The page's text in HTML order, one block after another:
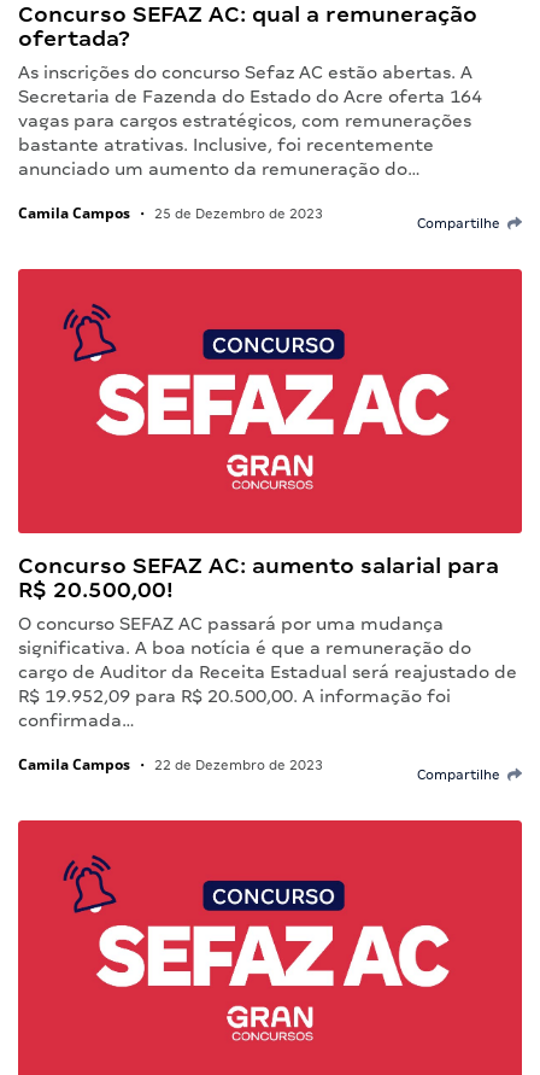
Concurso SEFAZ AC: qual a remuneração
ofertada?
As inscrições do concurso Sefaz AC estão abertas. A
Secretaria de Fazenda do Estado do Acre oferta 164
vagas para cargos estratégicos, com remunerações
bastante atrativas. Inclusive, foi recentemente
anunciado um aumento da remuneração do…
Camila Campos • 25 de Dezembro de 2023
Compartilhe
Concurso SEFAZ AC: aumento salarial para
R$ 20.500,00!
O concurso SEFAZ AC passará por uma mudança
significativa. A boa notícia é que a remuneração do
cargo de Auditor da Receita Estadual será reajustado de
R$ 19.952,09 para R$ 20.500,00. A informação foi
confirmada…
Camila Campos • 22 de Dezembro de 2023
Compartilhe